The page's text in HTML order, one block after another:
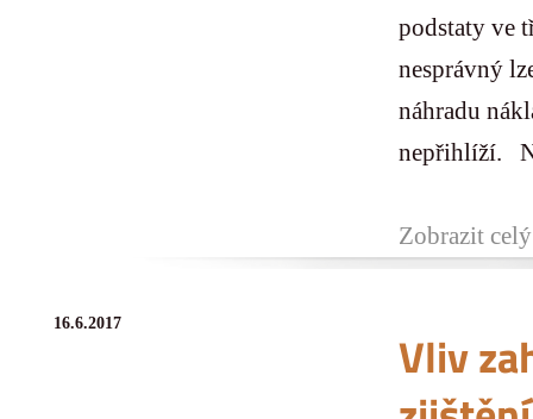
podstaty ve
nesprávný
náhradu
nepřihlíží.
Zobrazit
16.6.2017
Vliv